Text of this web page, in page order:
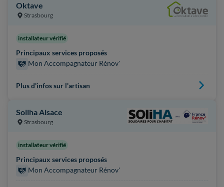
Oktave
Strasbourg
installateur vérifié
Principaux services proposés
Mon Accompagnateur Rénov'
Plus d'infos sur l'artisan
Soliha Alsace
Strasbourg
installateur vérifié
Principaux services proposés
Mon Accompagnateur Rénov'